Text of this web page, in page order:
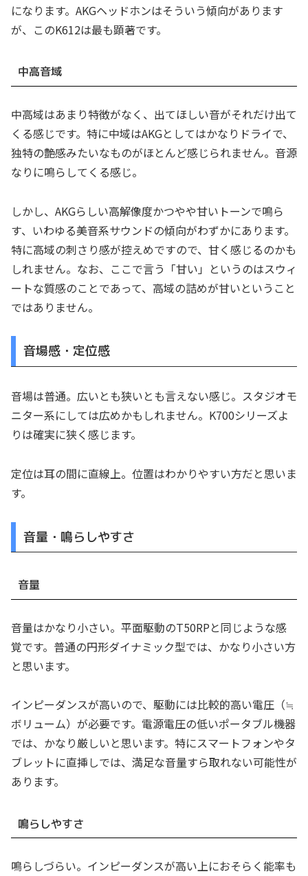
になります。AKGヘッドホンはそういう傾向があります
が、このK612は最も顕著です。
中高音域
中高域はあまり特徴がなく、出てほしい音がそれだけ出て
くる感じです。特に中域はAKGとしてはかなりドライで、
独特の艶感みたいなものがほとんど感じられません。音源
なりに鳴らしてくる感じ。
しかし、AKGらしい高解像度かつやや甘いトーンで鳴ら
す、いわゆる美音系サウンドの傾向がわずかにあります。
特に高域の刺さり感が控えめですので、甘く感じるのかも
しれません。なお、ここで言う「甘い」というのはスウィ
ートな質感のことであって、高域の詰めが甘いということ
ではありません。
音場感・定位感
音場は普通。広いとも狭いとも言えない感じ。スタジオモ
ニター系にしては広めかもしれません。K700シリーズよ
りは確実に狭く感じます。
定位は耳の間に直線上。位置はわかりやすい方だと思いま
す。
音量・鳴らしやすさ
音量
音量はかなり小さい。平面駆動のT50RPと同じような感
覚です。普通の円形ダイナミック型では、かなり小さい方
と思います。
インピーダンスが高いので、駆動には比較的高い電圧（≒
ボリューム）が必要です。電源電圧の低いポータブル機器
では、かなり厳しいと思います。特にスマートフォンやタ
ブレットに直挿しでは、満足な音量すら取れない可能性が
あります。
鳴らしやすさ
鳴らしづらい。インピーダンスが高い上におそらく能率も